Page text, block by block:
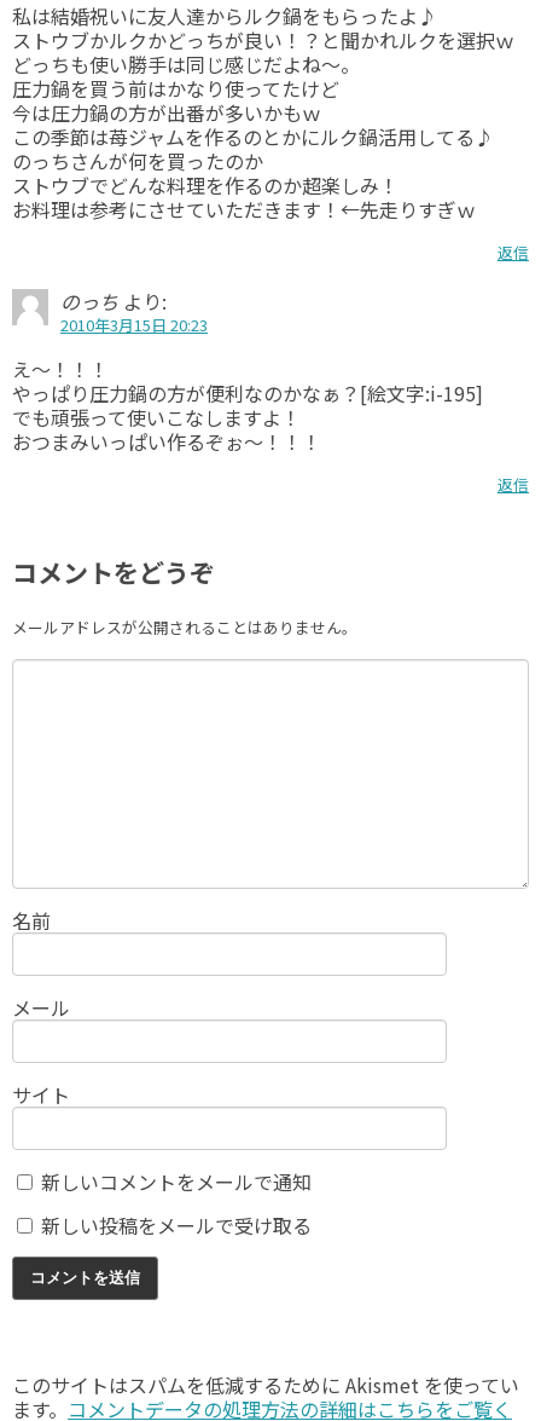
私は結婚祝いに友人達からルク鍋をもらったよ♪
ストウブかルクかどっちが良い！？と聞かれルクを選択ｗ
どっちも使い勝手は同じ感じだよね～。
圧力鍋を買う前はかなり使ってたけど
今は圧力鍋の方が出番が多いかもｗ
この季節は苺ジャムを作るのとかにルク鍋活用してる♪
のっちさんが何を買ったのか
ストウブでどんな料理を作るのか超楽しみ！
お料理は参考にさせていただきます！←先走りすぎｗ
返信
のっち より:
2010年3月15日 20:23
え～！！！
やっぱり圧力鍋の方が便利なのかなぁ？[絵文字:i-195]
でも頑張って使いこなしますよ！
おつまみいっぱい作るぞぉ～！！！
返信
コメントをどうぞ
メールアドレスが公開されることはありません。
名前
メール
サイト
新しいコメントをメールで通知
新しい投稿をメールで受け取る
このサイトはスパムを低減するために Akismet を使ってい
ます。 コメントデータの処理方法の詳細はこちらをご覧く